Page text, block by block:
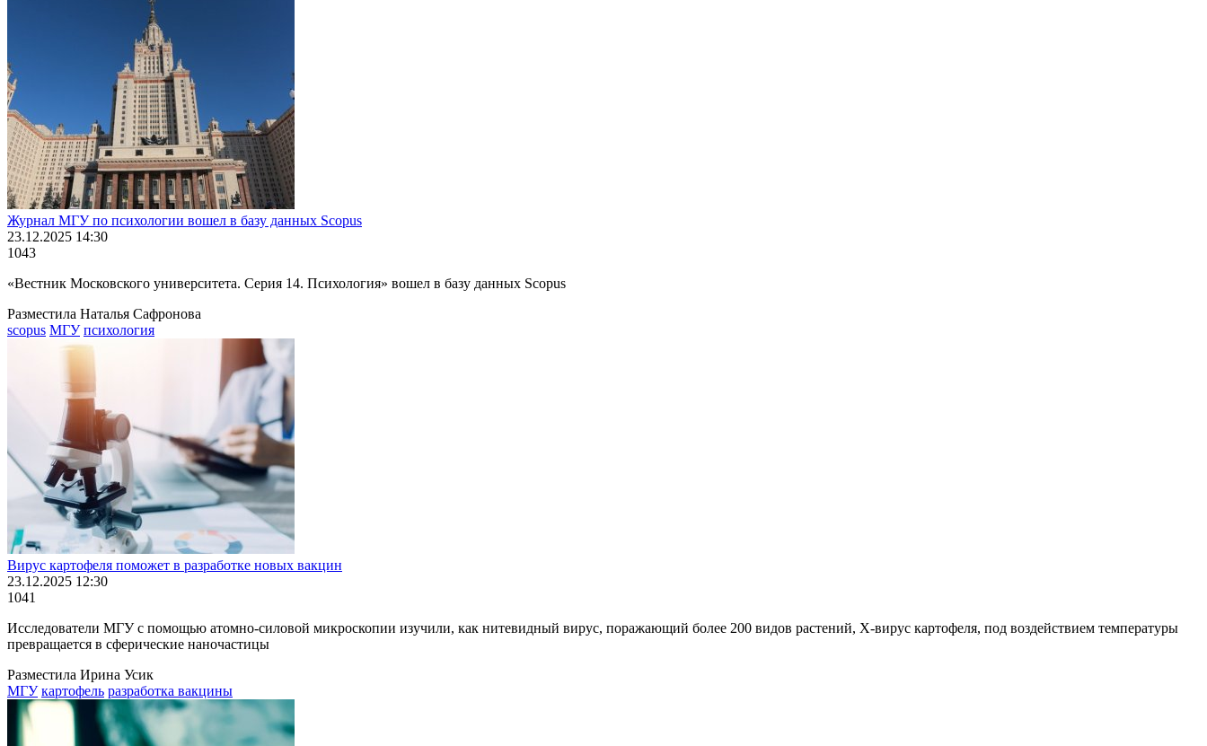
Журнал МГУ по психологии вошел в базу данных Scopus
23.12.2025 14:30
1043
«Вестник Московского университета. Серия 14. Психология» вошел в базу данных Scopus
Разместила Наталья Сафронова
scopus МГУ психология
Вирус картофеля поможет в разработке новых вакцин
23.12.2025 12:30
1041
Исследователи МГУ с помощью атомно-силовой микроскопии изучили, как нитевидный вирус, поражающий более 200 видов растений, Х-вирус картофеля, под воздействием температуры
превращается в сферические наночастицы
Разместила Ирина Усик
МГУ картофель разработка вакцины